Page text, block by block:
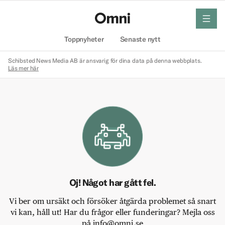
Toppnyheter Senaste nytt
meny
Schibsted News Media AB är ansvarig för dina data på denna webbplats.
Läs mer här
Oj! Något har gått fel.
Vi ber om ursäkt och försöker åtgärda problemet så snart
vi kan, håll ut! Har du frågor eller funderingar? Mejla oss